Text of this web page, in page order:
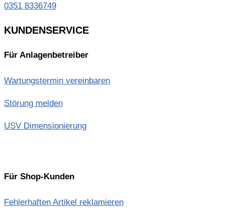
0351 8336749
KUNDENSERVICE
Für Anlagenbetreiber
Wartungstermin vereinbaren
Störung melden
USV Dimensionierung
Für Shop-Kunden
Fehlerhaften Artikel reklamieren